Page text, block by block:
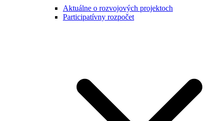
Aktuálne o rozvojových projektoch
Participatívny rozpočet